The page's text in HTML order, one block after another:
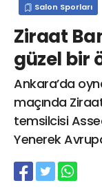
Salon Sporları
Ziraat
güzel bir
Ankara’da
maçında
temsilcisi
Yenerek